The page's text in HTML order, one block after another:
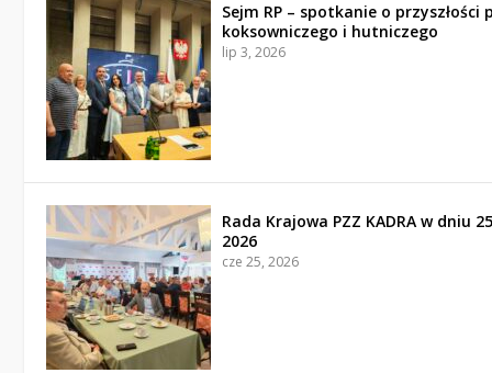
Sejm RP – spotkanie o przyszłości
koksowniczego i hutniczego
lip 3, 2026
Rada Krajowa PZZ KADRA w dniu
2026
cze 25, 2026